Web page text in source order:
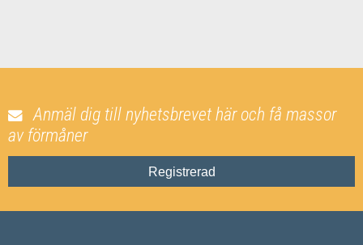
Anmäl dig till nyhetsbrevet här och få massor
av förmåner
Registrerad